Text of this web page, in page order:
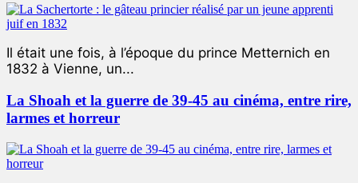
Il était une fois, à l’époque du prince Metternich en
1832 à Vienne, un...
La Shoah et la guerre de 39-45 au cinéma, entre rire,
larmes et horreur